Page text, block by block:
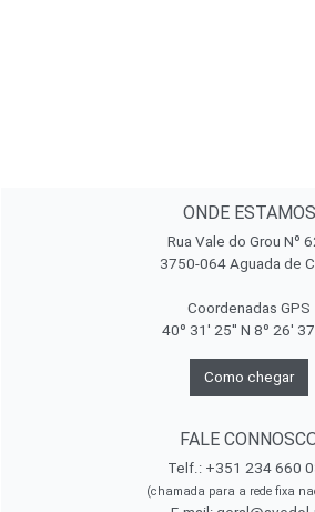
ONDE ESTAMOS
Rua Vale do Grou Nº
3750-064 Aguada de
Coordenadas GPS
40º 31' 25'' N 8º 26'
Como chegar
FALE
Telf.: +351 234 660
(chamada para a rede fixa